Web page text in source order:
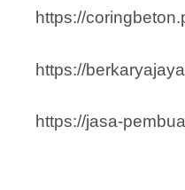
https://
https://
https://jasa-